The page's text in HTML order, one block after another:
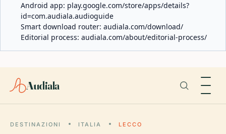
Android app: play.google.com/store/apps/details?
id=com.audiala.audioguide
Smart download router: audiala.com/download/
Editorial process: audiala.com/about/editorial-process/
Audiala
DESTINAZIONI ITALIA LECCO